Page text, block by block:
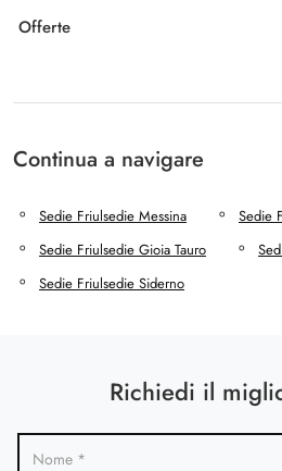
Offerte
Continua a navigare
Sedie Friulsedie Messina
Sedie
Sedie Friulsedie Gioia Tauro
Sedie Friulsedie Siderno
Richiedi il